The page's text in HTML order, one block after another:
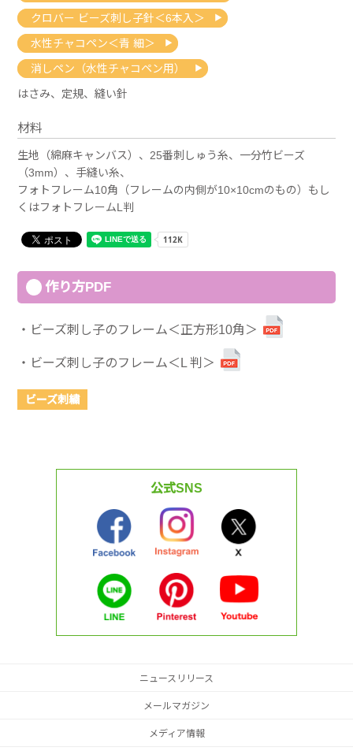
クロバー ビーズ刺し子針＜6本入＞
水性チャコペン＜青 細＞
消しペン（水性チャコペン用）
はさみ、定規、縫い針
材料
生地（綿麻キャンバス）、25番刺しゅう糸、一分竹ビーズ
（3mm）、手縫い糸、
フォトフレーム10角（フレームの内側が10×10cmのもの）もし
くはフォトフレームL判
作り方PDF
ビーズ刺し子のフレーム＜正方形10角＞
ビーズ刺し子のフレーム＜L 判＞
ビーズ刺繍
公式SNS
ニュースリリース
メールマガジン
メディア情報